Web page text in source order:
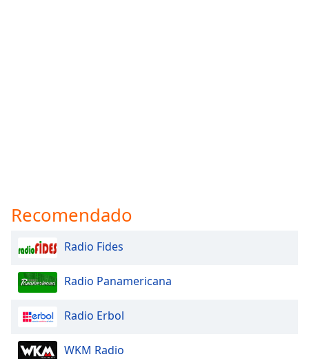
Recomendado
Radio Fides
Radio Panamericana
Radio Erbol
WKM Radio